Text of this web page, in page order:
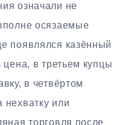
означали не
осязаемые
появлялся казённый
в третьем купцы
в четвёртом
нехватку или
торговля после